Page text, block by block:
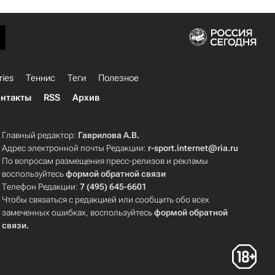
Теннис Теги
Полезное
RSS Архив
Главный редактор: Гаврилова А.В.
Адрес электронной почты Редакции: r-sport.internet@ria.ru
По вопросам размещения пресс-релизов и рекламы
воспользуйтесьформой обратной связи
Телефон Редакции:7 (495) 645-6601
Чтобы связаться с редакцией или сообщить обо всех
замеченных ошибках, воспользуйтесьформой обратной
связи.